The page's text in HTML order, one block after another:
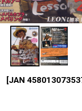
[JAN